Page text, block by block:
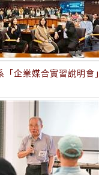
企業媒合實習說明會」